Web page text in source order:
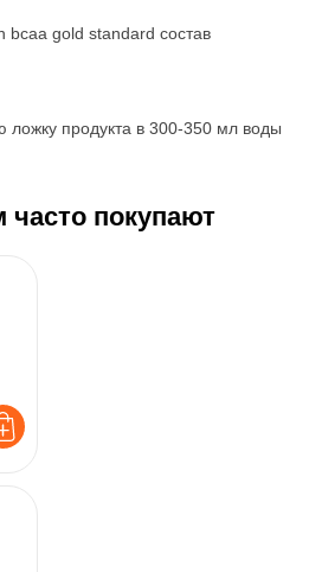
продукта в 300-350 мл воды
покупают